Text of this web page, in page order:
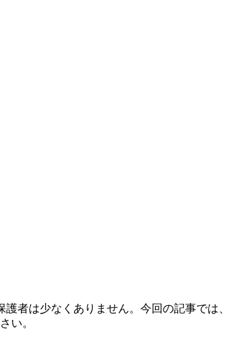
者は少なくありません。今回の記事では
い。